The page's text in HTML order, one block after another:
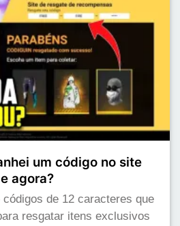
um código no site
agora?
de 12 caracteres que
resgatar itens exclusivos